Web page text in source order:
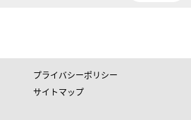
プライバシーポリシー
サイトマップ